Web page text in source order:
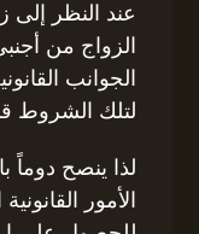
عند النظر إلى
الزواج من
الجوانب
لتلك الشروط
لذا ينصح دوماً
الأمور